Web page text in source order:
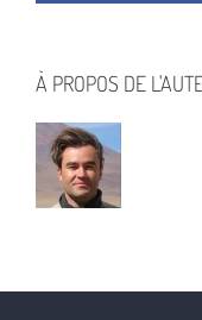
À PROPOS DE